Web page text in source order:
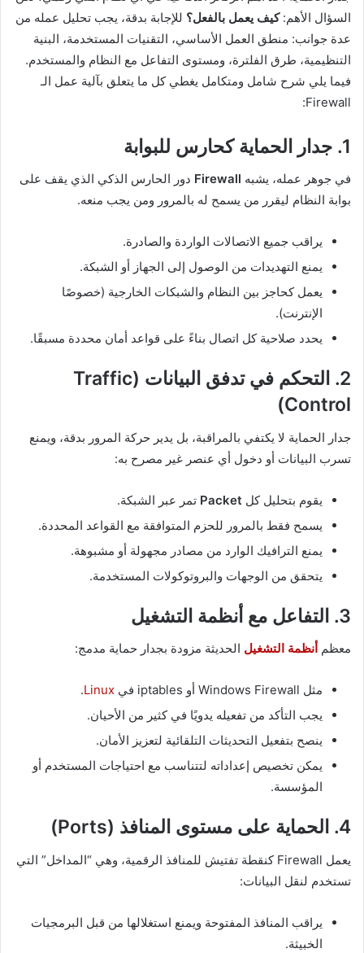
السؤال الأهم:كيف يعمل بالفعل؟ للإجابة بدقة، يجب تحليل عمله من
عدة جوانب: منطق العمل الأساسي، التقنيات المستخدمة، البنية
التنظيمية، طرق الفلترة، ومستوى التفاعل مع النظام والمستخدم.
فيما يلي شرح شامل ومتكامل يغطي كل ما يتعلق بآلية عمل الـ
Firewall:
1. جدار الحماية كحارس للبوابة
في جوهر عمله، يشبه Firewall دور الحارس الذكي الذي يقف على
بوابة النظام ليقرر من يسمح له بالمرور ومن يجب منعه.
يراقب جميع الاتصالات الواردة والصادرة.
يمنع التهديدات من الوصول إلى الجهاز أو الشبكة.
يعمل كحاجز بين النظام والشبكات الخارجية (خصوصًا
الإنترنت).
يحدد صلاحية كل اتصال بناءً على قواعد أمان محددة مسبقًا.
2. التحكم في تدفق البيانات (Traffic
Control)
جدار الحماية لا يكتفي بالمراقبة، بل يدير حركة المرور بدقة، ويمنع
تسرب البيانات أو دخول أي عنصر غير مصرح به:
يقوم بتحليل كل Packet تمر عبر الشبكة.
يسمح فقط بالمرور للحزم المتوافقة مع القواعد المحددة.
يمنع الترافيك الوارد من مصادر مجهولة أو مشبوهة.
يتحقق من الوجهات والبروتوكولات المستخدمة.
3. التفاعل مع أنظمة التشغيل
معظم أنظمة التشغيل الحديثة مزودة بجدار حماية مدمج:
مثل Windows Firewall أو iptables في Linux
.
يجب التأكد من تفعيله يدويًا في كثير من الأحيان.
ينصح بتفعيل التحديثات التلقائية لتعزيز الأمان.
يمكن تخصيص إعداداته لتتناسب مع احتياجات المستخدم أو
المؤسسة.
4. الحماية على مستوى المنافذ (Ports)
يعمل Firewall كنقطة تفتيش للمنافذ الرقمية، وهي “المداخل” التي
تستخدم لنقل البيانات:
يراقب المنافذ المفتوحة ويمنع استغلالها من قبل البرمجيات
الخبيثة.